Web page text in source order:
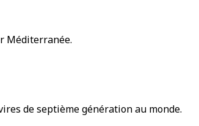
Méditerranée.
de septième génération au monde.